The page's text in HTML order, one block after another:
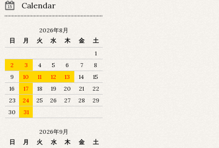
Calendar
2026年8月
日
月 火 水 木 金
土
1
2
3 4 5 6 7
8
9
10 11 12 13 14
15
16
17 18 19 20 21
22
23
24 25 26 27 28
29
30
31
2026年9月
日
月 火 水 木 金
土